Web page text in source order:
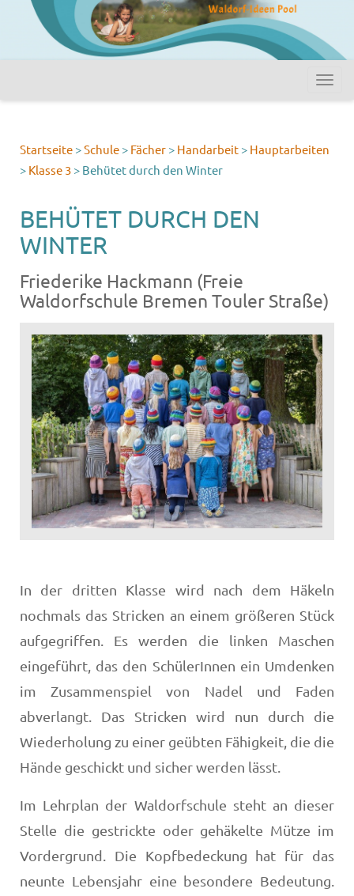
Startseite >Schule > Fächer > Handarbeit > Hauptarbeiten
> Klasse 3 > Behütet durch den Winter
BEHÜTET DURCH DEN
WINTER
Friederike Hackmann (Freie
Waldorfschule Bremen Touler Straße)
In der dritten Klasse wird nach dem Häkeln
nochmals das Stricken an einem größeren Stück
aufgegriffen. Es werden die linken Maschen
eingeführt, das den SchülerInnen ein Umdenken
im Zusammenspiel von Nadel und Faden
abverlangt. Das Stricken wird nun durch die
Wiederholung zu einer geübten Fähigkeit, die die
Hände geschickt und sicher werden lässt.
Im Lehrplan der Waldorfschule steht an dieser
Stelle die gestrickte oder gehäkelte Mütze im
Vordergrund. Die Kopfbedeckung hat für das
neunte Lebensjahr eine besondere Bedeutung.